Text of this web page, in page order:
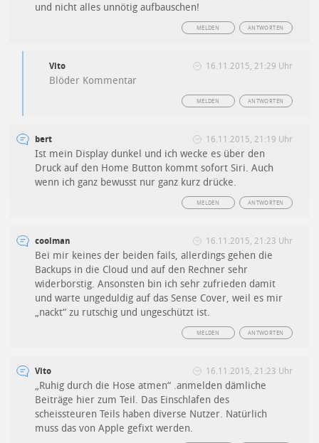
und nicht alles unnötig aufbauschen!
ANTWORTEN
MELDEN
Vito 16.11.2015, 21:29 Uhr
Blöder Kommentar
ANTWORTEN
MELDEN
bert 16.11.2015, 21:19 Uhr
Ist mein Display dunkel und ich wecke es über den
Druck auf den Home Button kommt sofort Siri. Auch
wenn ich ganz bewusst nur ganz kurz drücke.
ANTWORTEN
MELDEN
coolman 16.11.2015, 21:23 Uhr
Bei mir keines der beiden fails, allerdings gehen die
Backups in die Cloud und auf den Rechner sehr
widerborstig. Ansonsten bin ich sehr zufrieden damit
und warte ungeduldig auf das Sense Cover, weil es mir
„nackt“ zu rutschig und ungeschützt ist.
ANTWORTEN
MELDEN
Vito 16.11.2015, 21:23 Uhr
„Ruhig durch die Hose atmen“ .anmelden dämliche
Beiträge hier zum Teil. Das Einschlafen des
scheissteuren Teils haben diverse Nutzer. Natürlich
muss das von Apple gefixt werden.